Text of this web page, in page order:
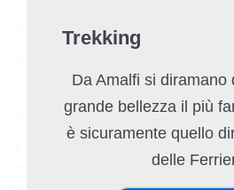
Trekking
Da Amalfi si diramano
grande bellezza il più
è sicuramente quello
delle